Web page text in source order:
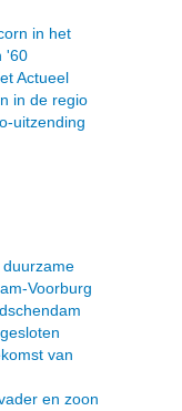
in het
'60
Actueel
in de regio
uitzending
Voorburg
van
en zoon